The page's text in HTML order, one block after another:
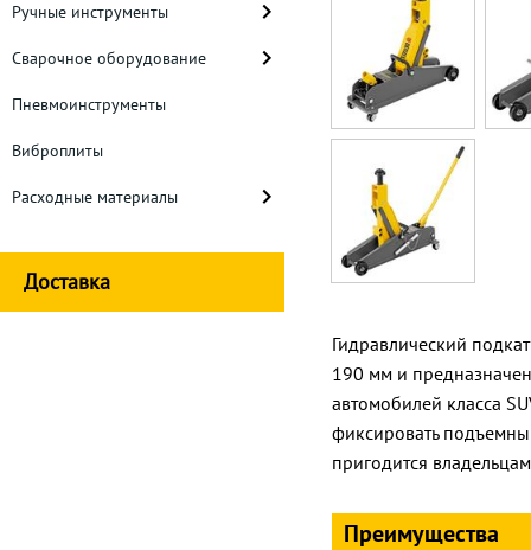
Ручные инструменты
Сварочное оборудование
Пневмоинструменты
Виброплиты
Расходные материалы
Доставка
Гидравлический
190 мм и
автомобилей класса
фиксировать
пригодится
Преимущества